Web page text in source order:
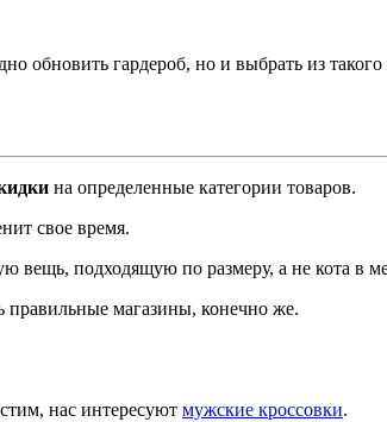
обновить гардероб, но и выбрать из такого
на определенные категории товаров.
свое время.
вещь, подходящую по размеру, а не кота в
магазины, конечно же.
нас интересуют мужские кроссовки.